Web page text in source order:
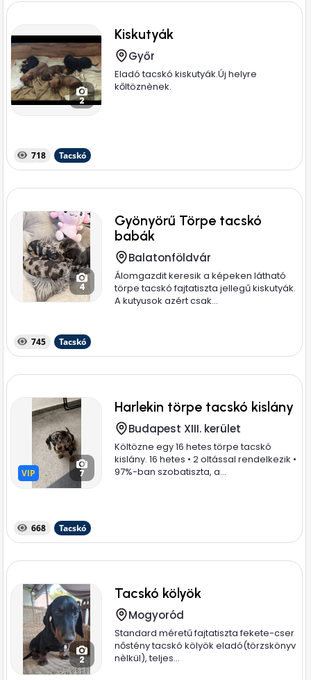
2
Kiskutyák
Győr
Eladó tacskó kiskutyák.Új helyre
kőltöznènek.
718 Tacskó
4
Gyönyörű Törpe tacskó
babák
Balatonföldvár
Álomgazdit keresik a képeken látható
törpe tacskó fajtatiszta jellegű kiskutyák.
A kutyusok azért csak...
745 Tacskó
VIP
VIP 7
Harlekin törpe tacskó kislány
Budapest XIII. kerület
Költözne egy 16 hetes törpe tacskó
kislány. 16 hetes • 2 oltással rendelkezik •
97%-ban szobatiszta, a...
668 Tacskó
2
Tacskó kölyök
Mogyoród
Standard méretű fajtatiszta fekete-cser
nőstény tacskó kölyök eladó(törzskönyv
nèlkül), teljes...